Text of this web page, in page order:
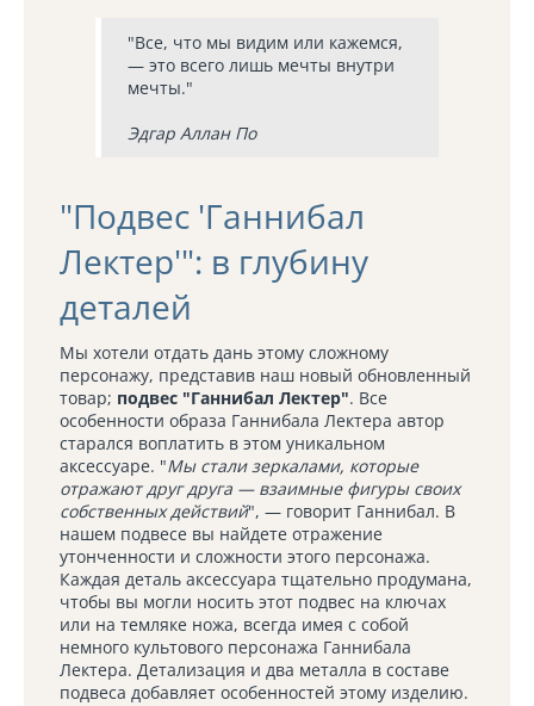
"Все, что мы видим или кажемся,
— это всего лишь мечты внутри
мечты."
Эдгар Аллан По
"Подвес 'Ганнибал
Лектер'": в глубину
деталей
Мы хотели отдать дань этому сложному
персонажу, представив наш новый обновленный
товар; подвес "Ганнибал Лектер". Все
особенности образа Ганнибала Лектера автор
старался воплатить в этом уникальном
аксессуаре. "Мы стали зеркалами, которые
отражают друг друга — взаимные фигуры своих
собственных действий", — говорит Ганнибал. В
нашем подвесе вы найдете отражение
утонченности и сложности этого персонажа.
Каждая деталь аксессуара тщательно продумана,
чтобы вы могли носить этот подвес на ключах
или на темляке ножа, всегда имея с собой
немного культового персонажа Ганнибала
Лектера. Детализация и два металла в составе
подвеса добавляет особенностей этому изделию.